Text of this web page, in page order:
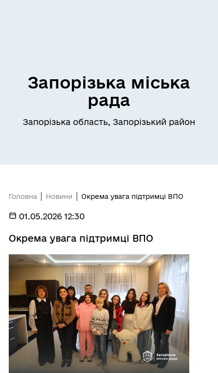
Запорізька міська
рада
Запорізька область, Запорізький район
Головна Новини Окрема увага підтримці ВПО
01.05.2026 12:30
Окрема увага підтримці ВПО